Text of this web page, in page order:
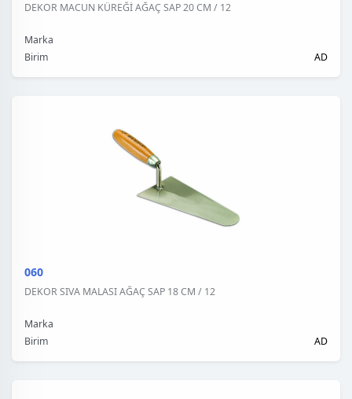
DEKOR MACUN KÜREĞİ AĞAÇ SAP 20 CM / 12
Marka
Birim
AD
060
DEKOR SIVA MALASI AĞAÇ SAP 18 CM / 12
Marka
Birim
AD